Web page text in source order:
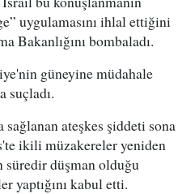
uygulamasını ihlal ettiğini
Bakanlığını bombaladı.
güneyine müdahale
suçladı.
ateşkes şiddeti sona
ikili müzakereler yeniden
süredir düşman olduğu
yaptığını kabul etti.